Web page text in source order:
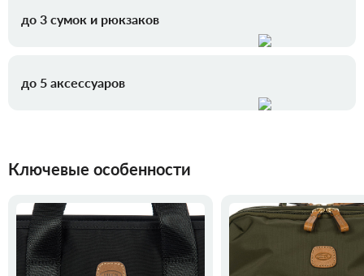
до 3 сумок и рюкзаков
до 5 аксессуаров
Ключевые особенности